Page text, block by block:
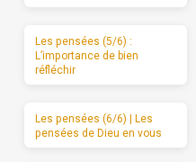
Les pensées (5/6) :
L’importance de bien
réfléchir
Les pensées (6/6) | Les
pensées de Dieu en vous